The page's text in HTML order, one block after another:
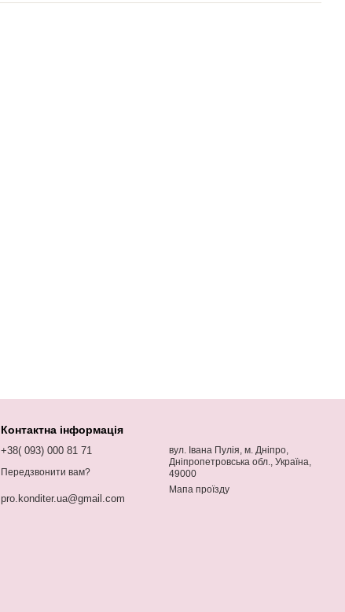
Контактна інформація
+38( 093) 000 81 71
Передзвонити вам?
pro.konditer.ua@gmail.com
вул. Івана Пулія, м. Дніпро,
Дніпропетровська обл., Україна,
49000
Мапа проїзду